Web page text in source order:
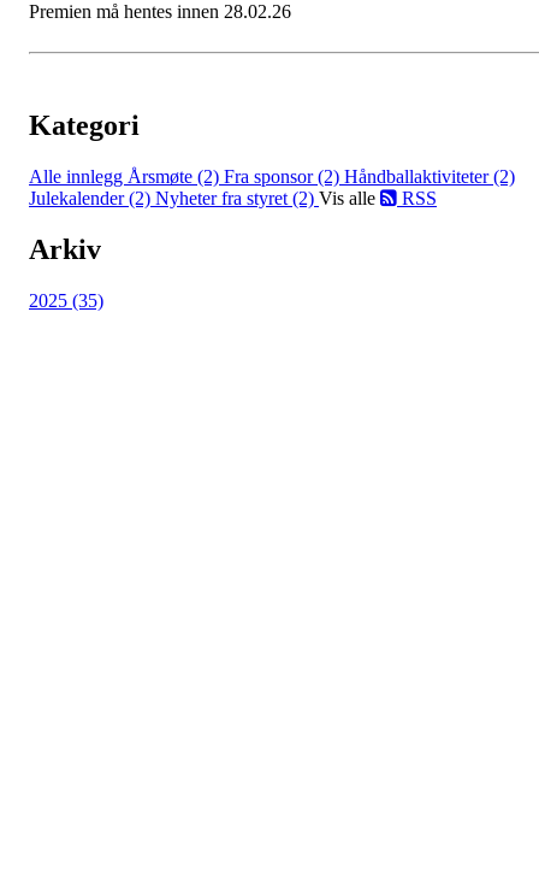
Premien må hentes innen 28.02.26
Kategori
Alle innlegg Årsmøte (2) Fra sponsor (2) Håndballaktiviteter (2)
Julekalender (2) Nyheter fra styret (2) Vis alle RSS
Arkiv
2025 (35)